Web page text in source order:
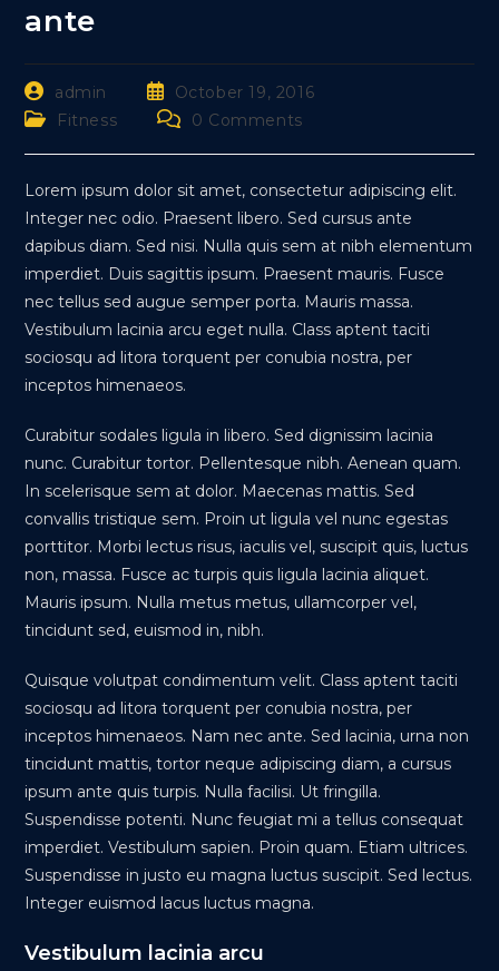
ante
Post
author:
admin
Post
published:
October 19, 2016
PostFitness
Post0 Comments
Lorem ipsum dolor sit amet, consectetur adipiscing elit.
Integer nec odio. Praesent libero. Sed cursus ante
dapibus diam. Sed nisi. Nulla quis sem at nibh elementum
imperdiet. Duis sagittis ipsum. Praesent mauris. Fusce
nec tellus sed augue semper porta. Mauris massa.
Vestibulum lacinia arcu eget nulla. Class aptent taciti
sociosqu ad litora torquent per conubia nostra, per
inceptos himenaeos.
Curabitur sodales ligula in libero. Sed dignissim lacinia
nunc. Curabitur tortor. Pellentesque nibh. Aenean quam.
In scelerisque sem at dolor. Maecenas mattis. Sed
convallis tristique sem. Proin ut ligula vel nunc egestas
porttitor. Morbi lectus risus, iaculis vel, suscipit quis, luctus
non, massa. Fusce ac turpis quis ligula lacinia aliquet.
Mauris ipsum. Nulla metus metus, ullamcorper vel,
tincidunt sed, euismod in, nibh.
Quisque volutpat condimentum velit. Class aptent taciti
sociosqu ad litora torquent per conubia nostra, per
inceptos himenaeos. Nam nec ante. Sed lacinia, urna non
tincidunt mattis, tortor neque adipiscing diam, a cursus
ipsum ante quis turpis. Nulla facilisi. Ut fringilla.
Suspendisse potenti. Nunc feugiat mi a tellus consequat
imperdiet. Vestibulum sapien. Proin quam. Etiam ultrices.
Suspendisse in justo eu magna luctus suscipit. Sed lectus.
Integer euismod lacus luctus magna.
Vestibulum lacinia arcu